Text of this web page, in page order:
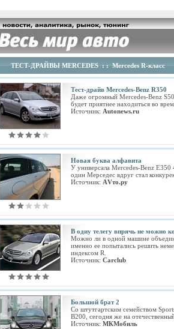
ТЕСТ-ДРАЙВЫ MERCEDES : : Mercedes R-класс
Тест-драйв Mercedes-Benz R350
Даже огромный Mercedes-Benz
будет приятнее находиться во
Источник: Autonews.ru
Новая буква алфавита
У универсала Mercedes-Benz Е350
один Мерседес вдруг стал
Источник: АVто.ру
В одну телегу впрячь не можно
Можно ли в одной машине
именно ее попытались решить
индексом R.
Источник: Carclub
Большой брат 2
Со штутгартским семейством
B200, сегодня же на
Источник: МКМобиль